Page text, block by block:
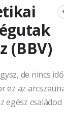
(BBV)
de nincs
ez az
egész családod